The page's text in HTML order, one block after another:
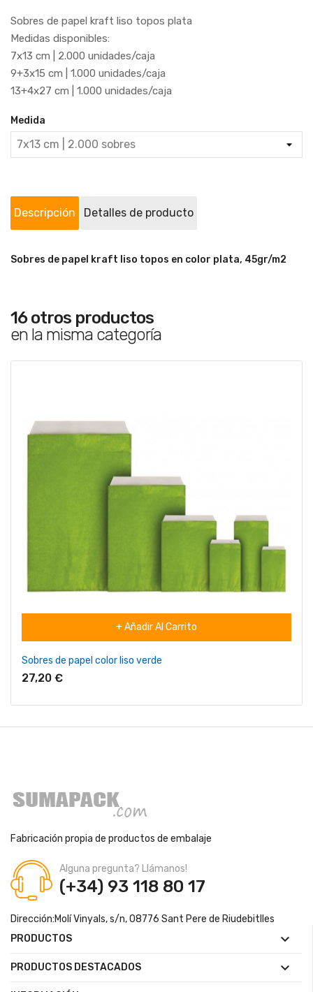
Sobres de papel kraft liso topos plata
Medidas disponibles:
7x13 cm | 2.000 unidades/caja
9+3x15 cm | 1.000 unidades/caja
13+4x27 cm | 1.000 unidades/caja
Medida
Descripción Detalles de producto
Sobres de papel kraft liso topos en color plata, 45gr/m2
16 otros productos
en la misma categoría
+ Añadir Al Carrito
Sobres de papel color liso verde
27,20 €
Fabricación propia de productos de embalaje
Alguna pregunta? Llámanos!
(+34) 93 118 80 17
Dirección:Molí Vinyals, s/n, 08776 Sant Pere de Riudebitlles
PRODUCTOS

PRODUCTOS DESTACADOS 